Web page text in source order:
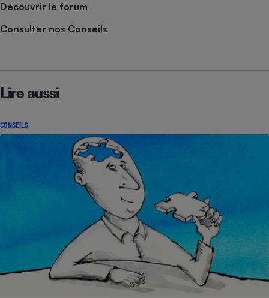
Découvrir le forum
Consulter nos Conseils
Lire aussi
CONSEILS